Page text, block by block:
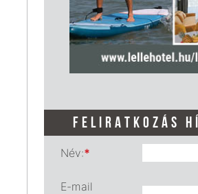
FELIRATKOZÁS
Név:*
E-mail